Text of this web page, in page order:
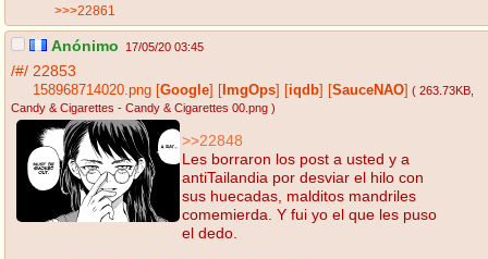
>>>22861
Anónimo 17/05/20 03:45
/#/ 22853
158968714020.png Google ImgOps iqdb SauceNAO ( 263.73KB
Candy & Cigarettes - Candy & Cigarettes 00.png )
>>22848
Les borraron los post a usted y a
antiTailandia por desviar el hilo con
sus huecadas, malditos mandriles
comemierda. Y fui yo el que les puso
el dedo.